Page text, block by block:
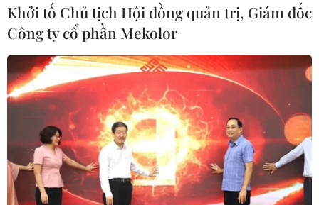
Khởi tố Chủ tịch Hội đồng quản trị, Giám đốc
Công ty cổ phần Mekolor